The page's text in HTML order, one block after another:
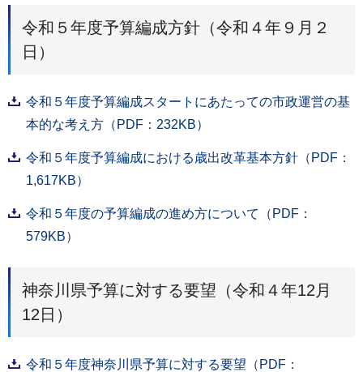
令和５年度予算編成方針（令和４年９月２
日）
令和５年度予算編成スタートにあたっての市政運営の基
本的な考え方（PDF：232KB）
令和５年度予算編成における歳出改革基本方針（PDF：
1,617KB）
令和５年度の予算編成の進め方について（PDF：
579KB）
神奈川県予算に対する要望（令和４年12月
12日）
令和５年度神奈川県予算に対する要望（PDF：